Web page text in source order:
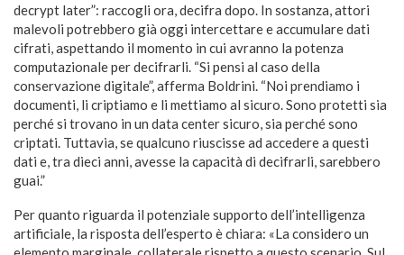
decrypt later”: raccogli ora, decifra dopo. In sostanza, attori
malevoli potrebbero già oggi intercettare e accumulare dati
cifrati, aspettando il momento in cui avranno la potenza
computazionale per decifrarli. “Si pensi al caso della
conservazione digitale”, afferma Boldrini. “Noi prendiamo i
documenti, li criptiamo e li mettiamo al sicuro. Sono protetti sia
perché si trovano in un data center sicuro, sia perché sono
criptati. Tuttavia, se qualcuno riuscisse ad accedere a questi
dati e, tra dieci anni, avesse la capacità di decifrarli, sarebbero
guai.”
Per quanto riguarda il potenziale supporto dell’intelligenza
artificiale, la risposta dell’esperto è chiara: «La considero un